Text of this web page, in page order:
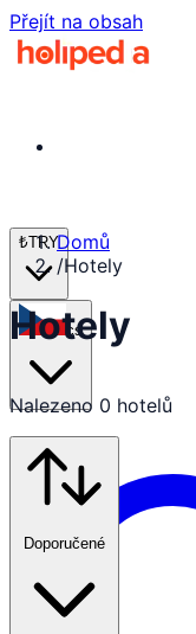
Přejít na obsah
₺TRY
cs
Domů
/Hotely
Hotely
Nalezeno 0 hotelů